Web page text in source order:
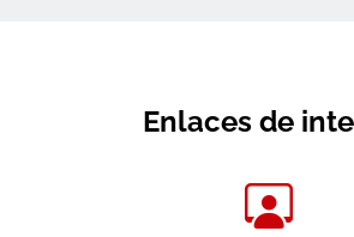
Enlaces de